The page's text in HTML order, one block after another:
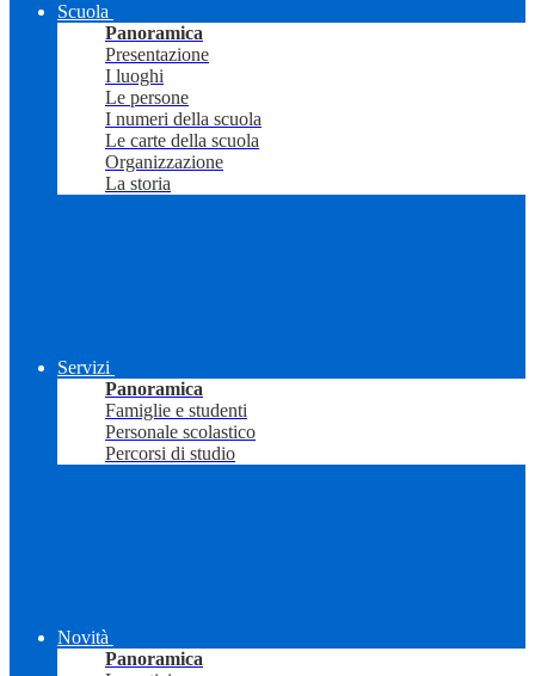
Scuola
Panoramica
Presentazione
I luoghi
Le persone
I numeri della scuola
Le carte della scuola
Organizzazione
La storia
Servizi
Panoramica
Famiglie e studenti
Personale scolastico
Percorsi di studio
Novità
Panoramica